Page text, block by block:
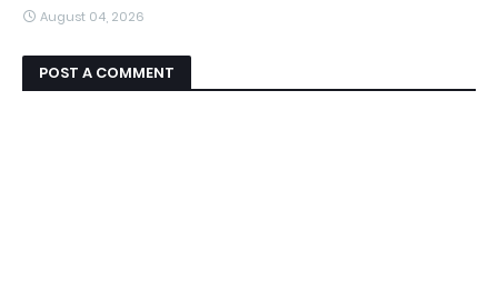
August 04, 2026
POST A COMMENT